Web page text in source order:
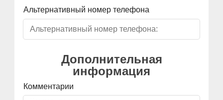
Альтернативный номер телефона
Дополнительная
информация
Комментарии